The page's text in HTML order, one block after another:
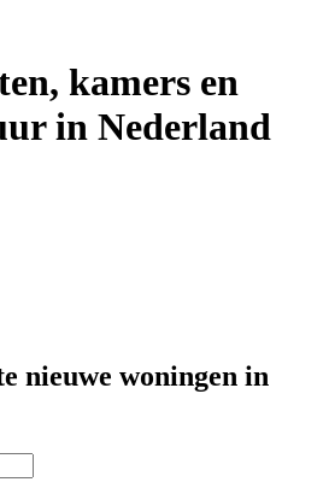
kamers en
in Nederland
nieuwe woningen in